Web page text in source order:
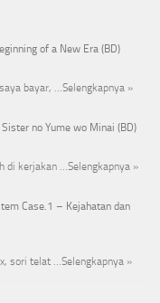
of a New Era (BD)
bayar, …Selengkapnya »
no Yume wo Minai (BD)
di kerjakan …Selengkapnya »
Case.1 – Kejahatan dan
sori telat …Selengkapnya »